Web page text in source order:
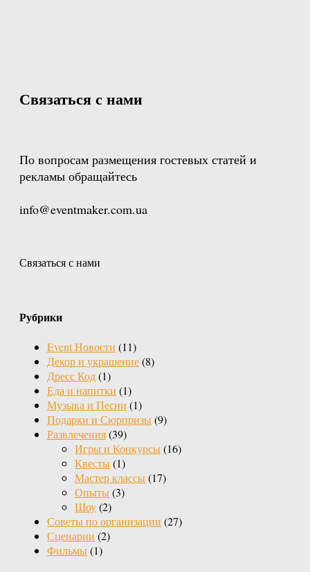
Связаться с нами
По вопросам размещения гостевых статей и
рекламы обращайтесь
info@eventmaker.com.ua
Связаться с нами
Рубрики
Event Новости (11)
Декор и украшение(8)
Дресс Код(1)
Еда и напитки (1)
Музыка и Песни (1)
Подарки и Сюрпризы(9)
Развлечения(39)
Игры и Конкурсы(16)
Квесты(1)
Мастер классы(17)
Опыты(3)
Шоу(2)
Советы по организации (27)
Сценарии (2)
Фильмы(1)